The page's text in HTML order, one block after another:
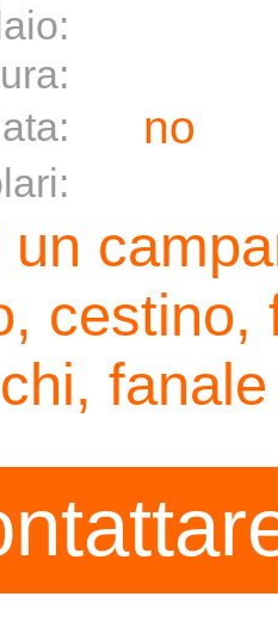
no
un
cestino,